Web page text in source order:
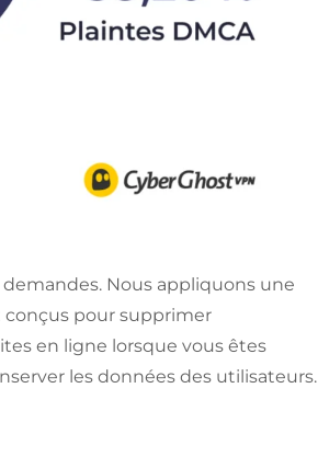
Nous appliquons une
conçus pour supprimer
en ligne lorsque vous êtes
les données des utilisateurs.